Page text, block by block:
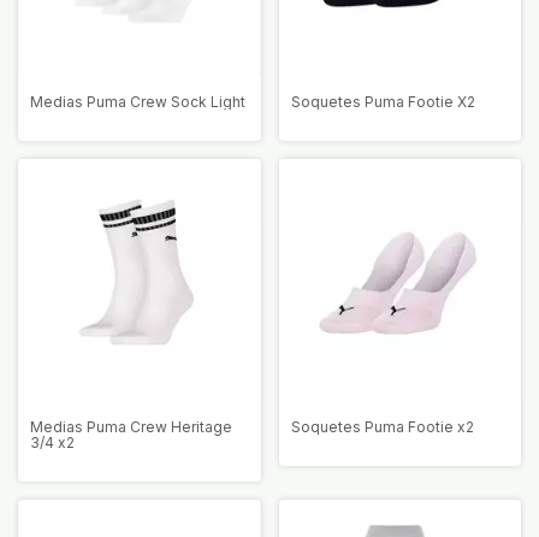
Medias Puma Crew Sock Light Soquetes Puma Footie X2
Medias Puma Crew Heritage
3/4 x2
Soquetes Puma Footie x2